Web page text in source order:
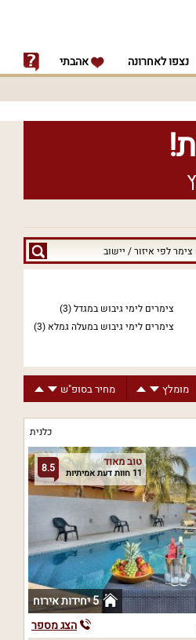
נצפו לאחרונה אהבתי
צימרים לימי גיבוש במגדל(3)
צימרים לימי גיבוש במעלה גמלא (3)
מומלץ מחיר בסופ"ש
כלנית
8.5 טוב מאוד
11 חוות דעת אמיתיות
5 יחידות אירוח
הצג מספר